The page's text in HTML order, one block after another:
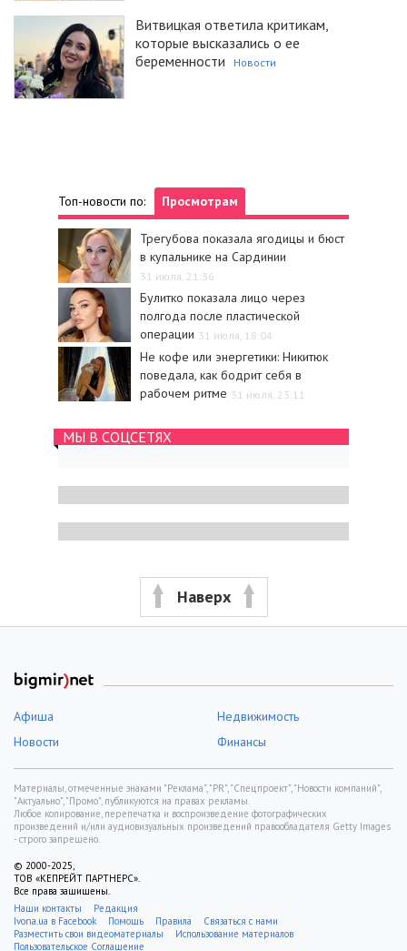
Витвицкая ответила критикам,
которые высказались о ее
беременности
Новости
Топ-новости по: Просмотрам
Трегубова показала ягодицы и бюст
в купальнике на Сардинии
31 июля, 21:36
Булитко показала лицо через
полгода после пластической
операции 31 июля, 18:04
Не кофе или энергетики: Никитюк
поведала, как бодрит себя в
рабочем ритме 31 июля, 23:11
МЫ В СОЦСЕТЯХ
Наверх
Афиша
Недвижимость
Новости
Финансы
Материалы, отмеченные знаками "Реклама", "PR", "Спецпроект", "Новости компаний",
"Актуально", "Промо", публикуются на правах рекламы.
Любое копирование, перепечатка и воспроизведение фотографических
произведений и/или аудиовизуальных произведений правообладателя Getty Images
- строго запрещено.
© 2000-2025,
ТОВ «КЕПРЕЙТ ПАРТНЕРС».
Все права защищены.
Наши контакты
Редакция
Ivona.ua в Facebook
Помощь Правила
Связаться с нами
Разместить свои видеоматериалы
Использование материалов
Пользовательское Соглашение